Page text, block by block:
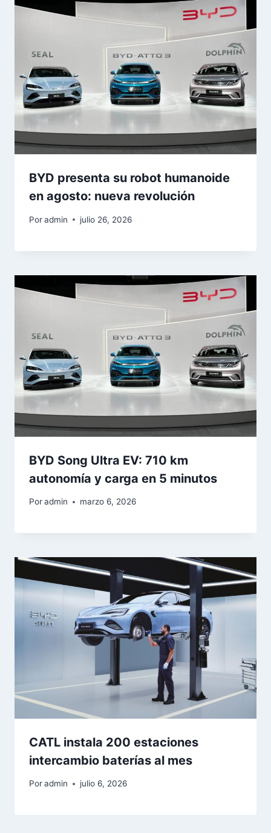
BYD presenta su robot humanoide
en agosto: nueva revolución
Poradmin julio 26, 2026
BYD Song Ultra EV: 710 km
autonomía y carga en 5 minutos
Poradmin marzo 6, 2026
CATL instala 200 estaciones
intercambio baterías al mes
Poradmin julio 6, 2026